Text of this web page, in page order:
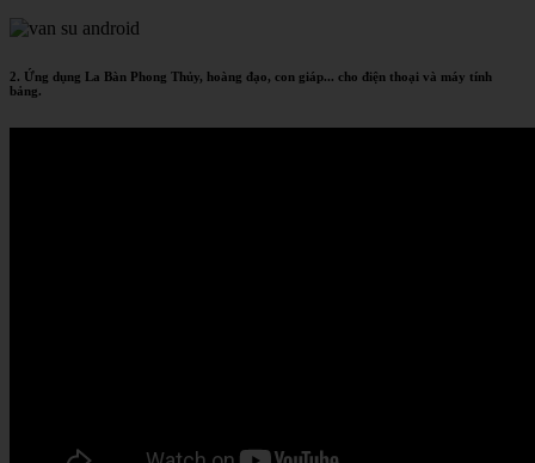
2. Ứng dụng La Bàn Phong Thủy, hoàng đạo, con giáp... cho điện thoại và máy tính
bảng.